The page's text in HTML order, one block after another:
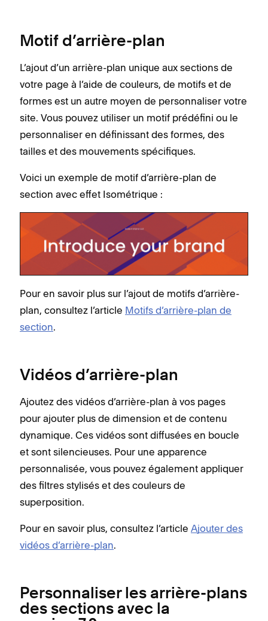
Motif d’arrière-plan
L’ajout d’un arrière-plan unique aux sections de
votre page à l’aide de couleurs, de motifs et de
formes est un autre moyen de personnaliser votre
site. Vous pouvez utiliser un motif prédéfini ou le
personnaliser en définissant des formes, des
tailles et des mouvements spécifiques.
Voici un exemple de motif d’arrière-plan de
section avec effet Isométrique :
Pour en savoir plus sur l’ajout de motifs d’arrière-
plan, consultez l’article Motifs d’arrière-plan de
section.
Vidéos d’arrière-plan
Ajoutez des vidéos d’arrière-plan à vos pages
pour ajouter plus de dimension et de contenu
dynamique. Ces vidéos sont diffusées en boucle
et sont silencieuses. Pour une apparence
personnalisée, vous pouvez également appliquer
des filtres stylisés et des couleurs de
superposition.
Pour en savoir plus, consultez l’article Ajouter des
vidéos d’arrière-plan.
Personnaliser les arrière-plans
des sections avec la